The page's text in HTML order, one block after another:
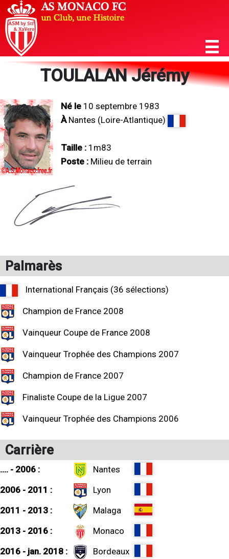
TOULALAN Jérémy
Né le 10 septembre 1983
ÀNantes (Loire-Atlantique)
Taille : 1m83
Poste : Milieu de terrain
Palmarès
International Français (36 sélections)
Champion de France 2008
Vainqueur Coupe de France 2008
Vainqueur Trophée des Champions 2007
Champion de France 2007
Finaliste Coupe de la Ligue 2007
Vainqueur Trophée des Champions 2006
Carrière
.... - 2006 :
Nantes
2006 - 2011 :
Lyon
2011 - 2013 :
Malaga
2013 - 2016 :
Monaco
2016 - jan. 2018 :
Bordeaux